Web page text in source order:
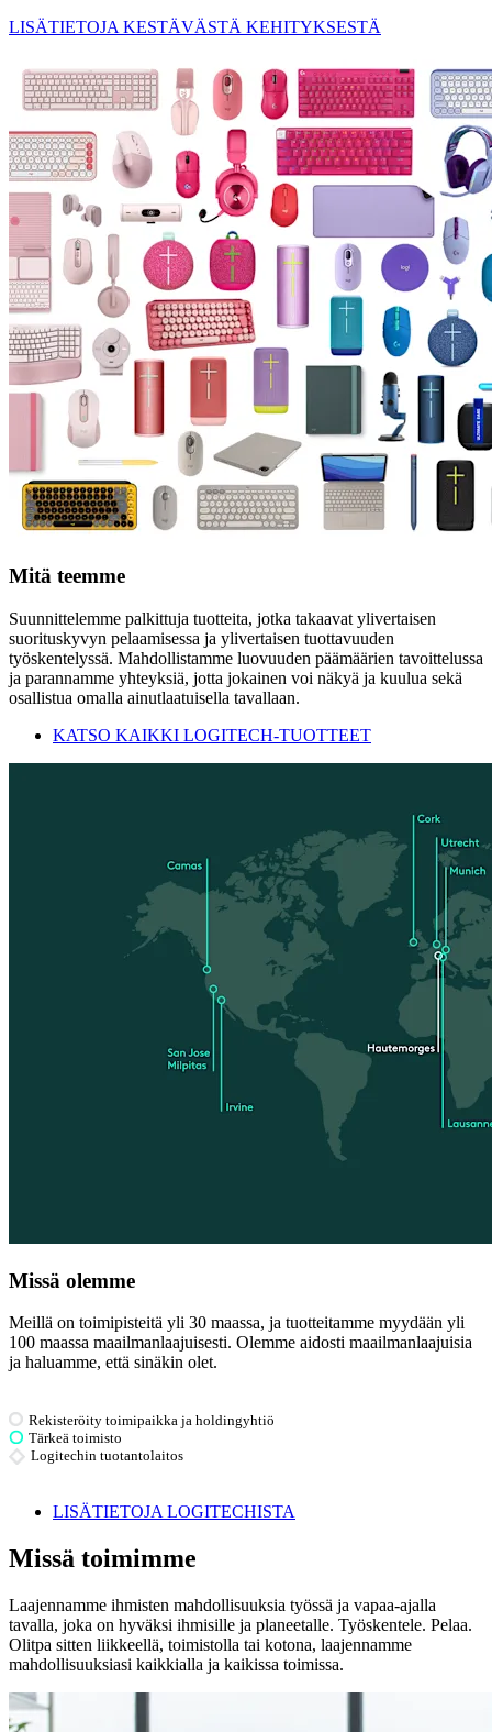
LISÄTIETOJA KESTÄVÄSTÄ KEHITYKSESTÄ
Mitä teemme
Suunnittelemme palkittuja tuotteita, jotka takaavat ylivertaisen
suorituskyvyn pelaamisessa ja ylivertaisen tuottavuuden
työskentelyssä. Mahdollistamme luovuuden päämäärien tavoittelussa
ja parannamme yhteyksiä, jotta jokainen voi näkyä ja kuulua sekä
osallistua omalla ainutlaatuisella tavallaan.
KATSO KAIKKI LOGITECH-TUOTTEET
Missä olemme
Meillä on toimipisteitä yli 30 maassa, ja tuotteitamme myydään yli
100 maassa maailmanlaajuisesti. Olemme aidosti maailmanlaajuisia
ja haluamme, että sinäkin olet.
Rekisteröity toimipaikka ja holdingyhtiö
Tärkeä toimisto
Logitechin tuotantolaitos
LISÄTIETOJA LOGITECHISTA
Missä toimimme
Laajennamme ihmisten mahdollisuuksia työssä ja vapaa-ajalla
tavalla, joka on hyväksi ihmisille ja planeetalle. Työskentele. Pelaa.
Olitpa sitten liikkeellä, toimistolla tai kotona, laajennamme
mahdollisuuksiasi kaikkialla ja kaikissa toimissa.